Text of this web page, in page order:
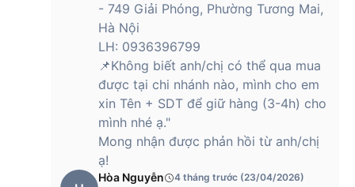
- 749 Giải Phóng, Phường Tương Mai,
Hà Nội
LH: 0936396799
📌Không biết anh/chị có thể qua mua
được tại chi nhánh nào, mình cho em
xin Tên + SDT để giữ hàng (3-4h) cho
mình nhé ạ."
Mong nhận được phản hồi từ anh/chị
ạ!
Hòa Nguyễn 4 tháng trước (23/04/2026)